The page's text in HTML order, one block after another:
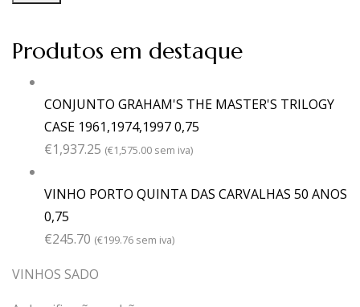
Produtos em destaque
CONJUNTO GRAHAM'S THE MASTER'S TRILOGY
CASE 1961,1974,1997 0,75
€1,937.25 (€1,575.00 sem iva)
VINHO PORTO QUINTA DAS CARVALHAS 50 ANOS
0,75
€245.70 (€199.76 sem iva)
VINHOS SADO